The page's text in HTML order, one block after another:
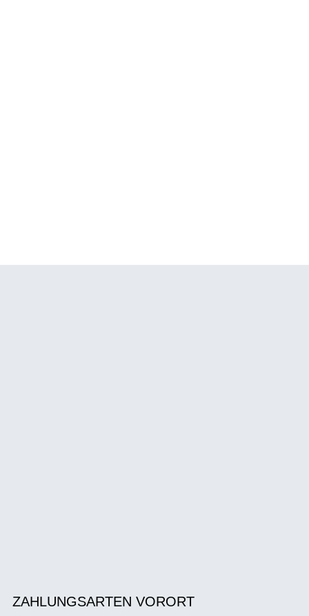
ZAHLUNGSARTEN VORORT